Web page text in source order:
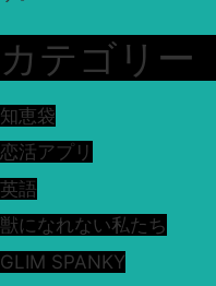
カテゴリー
知恵袋
恋活アプリ
英語
獣になれない私たち
GLIM SPANKY